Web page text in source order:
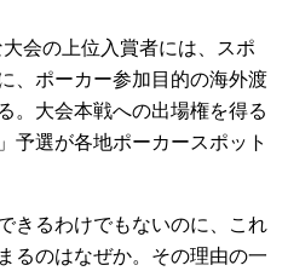
会の上位入賞者には、スポ
、ポーカー参加目的の海外渡
。大会本戦への出場権を得る
予選が各地ポーカースポット
きるわけでもないのに、これ
るのはなぜか。その理由の一